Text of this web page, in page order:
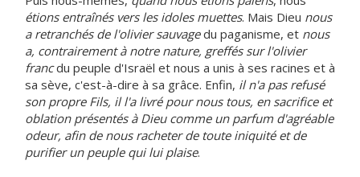
étions entraînés vers les idoles muettes. Mais Dieu nous
a retranchés de l'olivier sauvagedu paganisme, et nous
a, contrairement à notre nature, greffés sur l'olivier
francdu peuple d'Israël et nous a unis à ses racines et à
sa sève, c'est-à-dire à sa grâce. Enfin, il n'a pas refusé
son propre Fils, il l'a livré pour nous tous, en sacrifice et
oblation présentés à Dieu comme un parfum d'agréable
odeur, afin de nous racheter de toute iniquité et de
purifier un peuple qui lui plaise.